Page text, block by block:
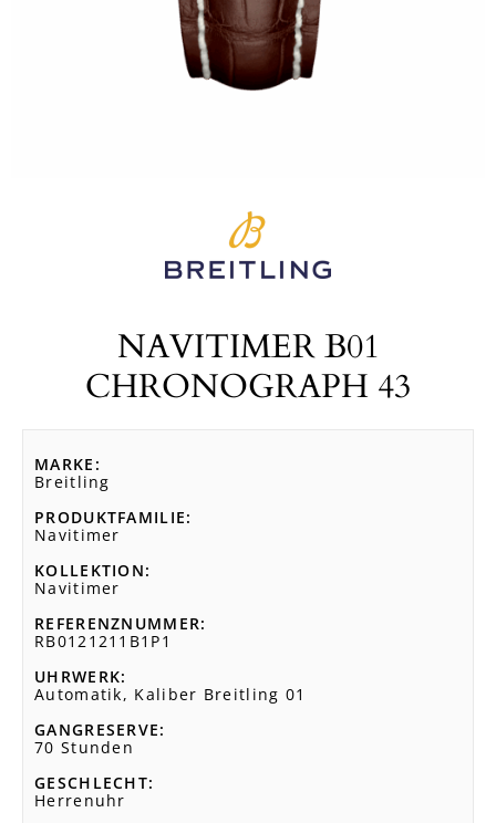
NAVITIMER B01
CHRONOGRAPH 43
MARKE
Breitling
PRODUKTFAMILIE
Navitimer
KOLLEKTION
Navitimer
REFERENZNUMMER
RB0121211B1P1
UHRWERK
Automatik, Kaliber Breitling 01
GANGRESERVE
70 Stunden
GESCHLECHT
Herrenuhr